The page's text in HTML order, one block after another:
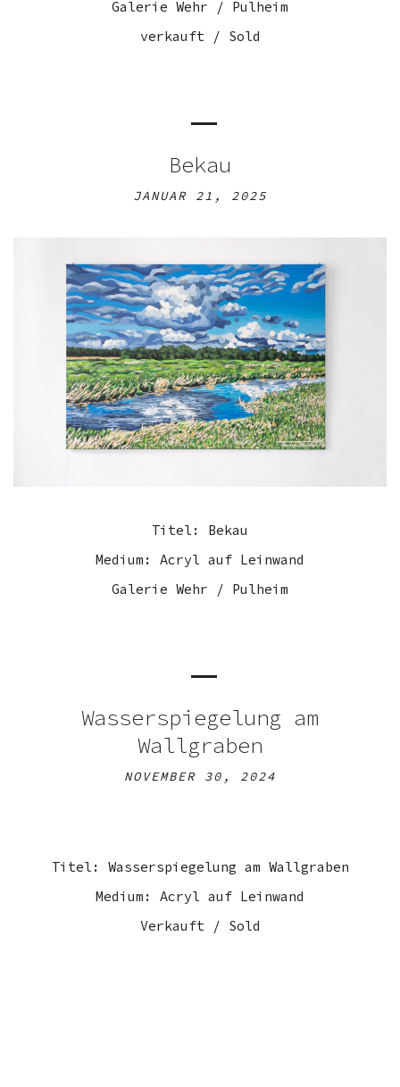
Galerie Wehr / Pulheim
verkauft / Sold
Bekau
JANUAR 21, 2025
Titel: Bekau
Medium: Acryl auf Leinwand
Galerie Wehr / Pulheim
Wasserspiegelung am
Wallgraben
NOVEMBER 30, 2024
Titel: Wasserspiegelung am Wallgraben
Medium: Acryl auf Leinwand
Verkauft / Sold